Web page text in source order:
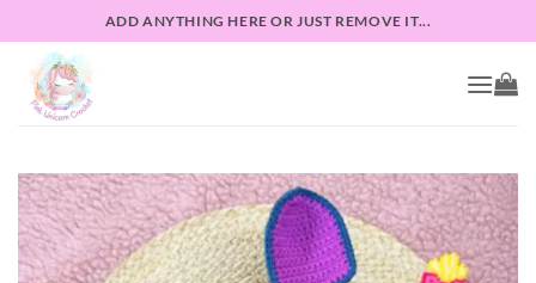
to
content
ADD ANYTHING HERE OR JUST REMOVE IT...